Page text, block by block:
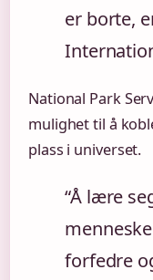
er borte,
National Park
mulighet til å
plass i universet.
“Å lære
forfedre